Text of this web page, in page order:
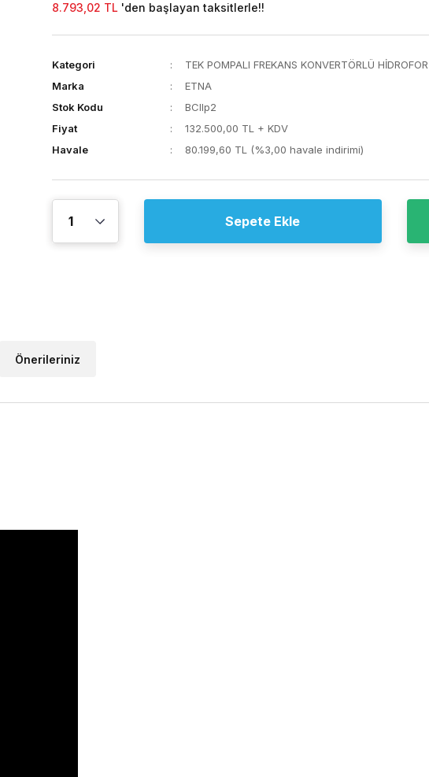
8.793,02 TL 'den başlayan taksitlerle!!
Kategori
TEK POMPALI FREKANS KONVERTÖRLÜ HİDROFOR
Marka
ETNA
Stok Kodu
BCllp2
Fiyat
132.500,00 TL + KDV
Havale
80.199,60 TL (%3,00 havale indirimi)
Sepete Ekle
Önerileriniz